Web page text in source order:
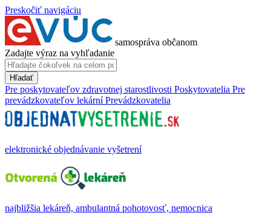
Preskočiť navigáciu
samospráva občanom
Zadajte výraz na vyhľadanie
Hľadať
Pre poskytovateľov zdravotnej starostlivosti Poskytovatelia Pre
prevádzkovateľov lekární Prevádzkovatelia
elektronické objednávanie vyšetrení
najbližšia lekáreň, ambulantná pohotovosť, nemocnica